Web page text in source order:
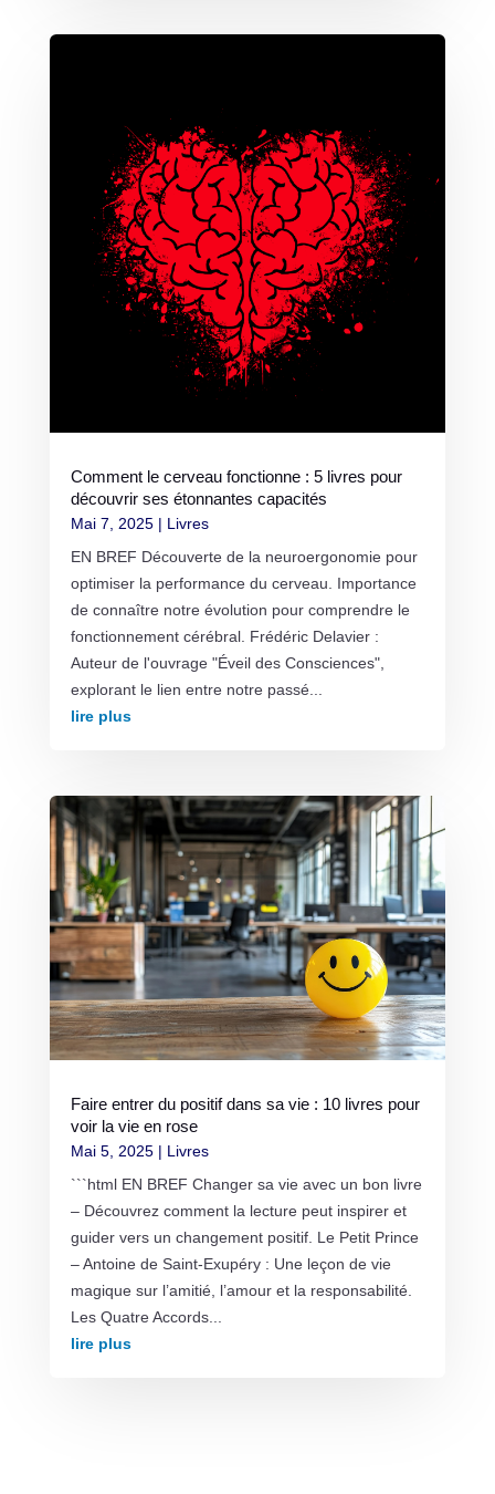
Comment le cerveau fonctionne : 5 livres pour
découvrir ses étonnantes capacités
Mai 7, 2025| Livres
EN BREF Découverte de la neuroergonomie pour
optimiser la performance du cerveau. Importance
de connaître notre évolution pour comprendre le
fonctionnement cérébral. Frédéric Delavier :
Auteur de l'ouvrage "Éveil des Consciences",
explorant le lien entre notre passé...
lire plus
Faire entrer du positif dans sa vie : 10 livres pour
voir la vie en rose
Mai 5, 2025| Livres
```html EN BREF Changer sa vie avec un bon livre
– Découvrez comment la lecture peut inspirer et
guider vers un changement positif. Le Petit Prince
– Antoine de Saint-Exupéry : Une leçon de vie
magique sur l’amitié, l’amour et la responsabilité.
Les Quatre Accords...
lire plus